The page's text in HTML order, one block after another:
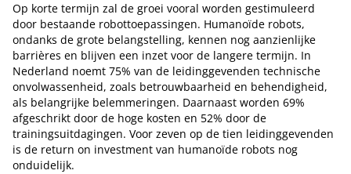
Op korte termijn zal de groei vooral worden gestimuleerd
door bestaande robottoepassingen. Humanoïde robots,
ondanks de grote belangstelling, kennen nog aanzienlijke
barrières en blijven een inzet voor de langere termijn. In
Nederland noemt 75% van de leidinggevenden technische
onvolwassenheid, zoals betrouwbaarheid en behendigheid,
als belangrijke belemmeringen. Daarnaast worden 69%
afgeschrikt door de hoge kosten en 52% door de
trainingsuitdagingen. Voor zeven op de tien leidinggevenden
is de return on investment van humanoïde robots nog
onduidelijk.